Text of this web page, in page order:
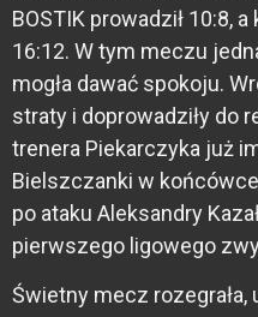
BOSTIK prowadził 10:8,
16:12. W tym meczu
mogła dawać spokoju.
straty i doprowadziły do
trenera Piekarczyka już
Bielszczanki w
po ataku Aleksandry
pierwszego ligowego
Świetny mecz